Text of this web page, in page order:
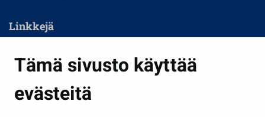
Tämä sivusto käyttää
evästeitä
Linkkejä
Kasvatus ja opetus
Kulttuuri ja liikunta